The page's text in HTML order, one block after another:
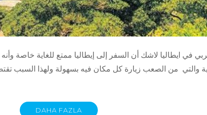
في ايطاليا لاشك أن السفر إلى إيطاليا ممتع للغاية خاصة
والتي من الصعب زيارة كل مكان فيه بسهولة ولهذا
DAHA FAZLA